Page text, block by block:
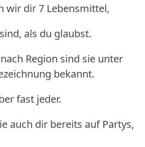
wir dir 7 Lebensmittel,
als du glaubst.
nach Region sind sie unter
bekannt.
fast jeder.
auch dir bereits auf Partys,